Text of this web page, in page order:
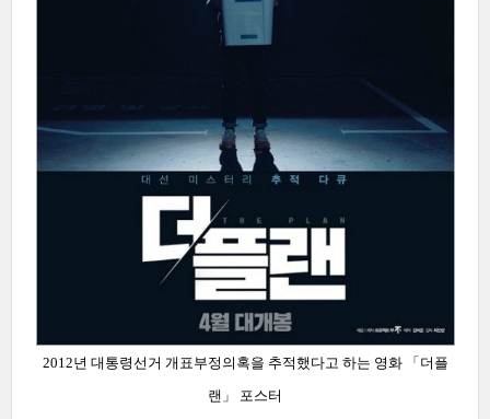
2012년 대통령선거 개표부정의혹을 추적했다고 하는 영화 「 더플
랜」 포스터